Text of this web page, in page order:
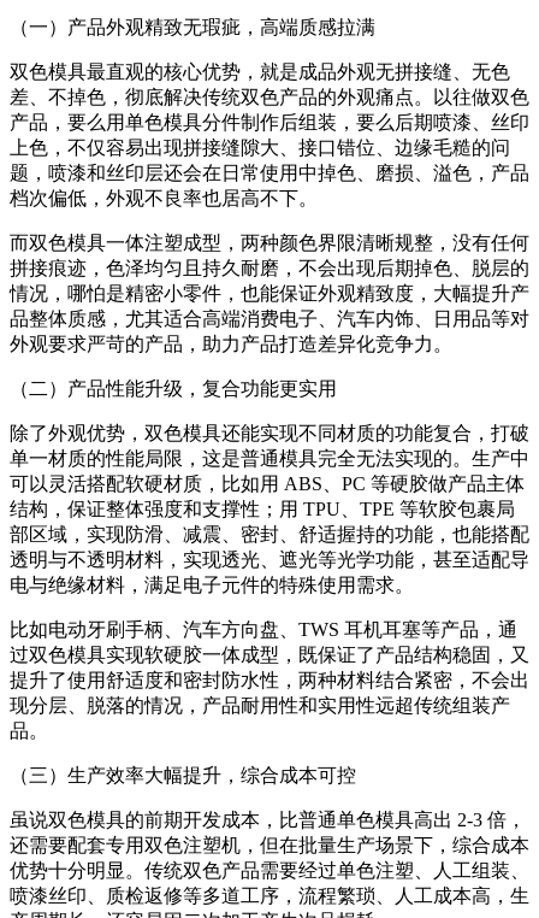
（一）产品外观精致无瑕疵，高端质感拉满
双色模具最直观的核心优势，就是成品外观无拼接缝、无色
差、不掉色，彻底解决传统双色产品的外观痛点。以往做双色
产品，要么用单色模具分件制作后组装，要么后期喷漆、丝印
上色，不仅容易出现拼接缝隙大、接口错位、边缘毛糙的问
题，喷漆和丝印层还会在日常使用中掉色、磨损、溢色，产品
档次偏低，外观不良率也居高不下。
而双色模具一体注塑成型，两种颜色界限清晰规整，没有任何
拼接痕迹，色泽均匀且持久耐磨，不会出现后期掉色、脱层的
情况，哪怕是精密小零件，也能保证外观精致度，大幅提升产
品整体质感，尤其适合高端消费电子、汽车内饰、日用品等对
外观要求严苛的产品，助力产品打造差异化竞争力。
（二）产品性能升级，复合功能更实用
除了外观优势，双色模具还能实现不同材质的功能复合，打破
单一材质的性能局限，这是普通模具完全无法实现的。生产中
可以灵活搭配软硬材质，比如用 ABS、PC 等硬胶做产品主体
结构，保证整体强度和支撑性；用 TPU、TPE 等软胶包裹局
部区域，实现防滑、减震、密封、舒适握持的功能，也能搭配
透明与不透明材料，实现透光、遮光等光学功能，甚至适配导
电与绝缘材料，满足电子元件的特殊使用需求。
比如电动牙刷手柄、汽车方向盘、TWS 耳机耳塞等产品，通
过双色模具实现软硬胶一体成型，既保证了产品结构稳固，又
提升了使用舒适度和密封防水性，两种材料结合紧密，不会出
现分层、脱落的情况，产品耐用性和实用性远超传统组装产
品。
（三）生产效率大幅提升，综合成本可控
虽说双色模具的前期开发成本，比普通单色模具高出 2-3 倍，
还需要配套专用双色注塑机，但在批量生产场景下，综合成本
优势十分明显。传统双色产品需要经过单色注塑、人工组装、
喷漆丝印、质检返修等多道工序，流程繁琐、人工成本高，生